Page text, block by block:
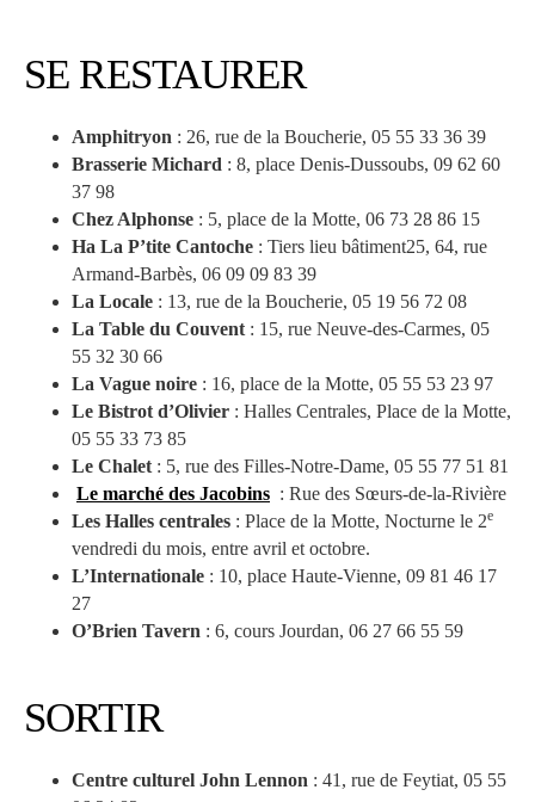
SE RESTAURER
Amphitryon : 26, rue de la Boucherie, 05 55 33 36 39
Brasserie Michard : 8, place Denis-Dussoubs, 09 62 60
37 98
Chez Alphonse : 5, place de la Motte, 06 73 28 86 15
Ha La P’tite Cantoche : Tiers lieu bâtiment25, 64, rue
Armand-Barbès, 06 09 09 83 39
La Locale : 13, rue de la Boucherie, 05 19 56 72 08
La Table du Couvent : 15, rue Neuve-des-Carmes, 05
55 32 30 66
La Vague noire : 16, place de la Motte, 05 55 53 23 97
Le Bistrot d’Olivier : Halles Centrales, Place de la Motte,
05 55 33 73 85
Le Chalet : 5, rue des Filles-Notre-Dame, 05 55 77 51 81
Le marché des Jacobins : Rue des Sœurs-de-la-Rivière
Les Halles centrales : Place de la Motte, Nocturne le 2e
vendredi du mois, entre avril et octobre.
L’Internationale : 10, place Haute-Vienne, 09 81 46 17
27
O’Brien Tavern : 6, cours Jourdan, 06 27 66 55 59
SORTIR
Centre culturel John Lennon : 41, rue de Feytiat, 05 55